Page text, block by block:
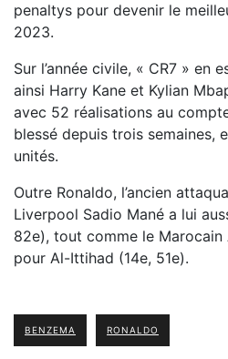
penaltys pour devenir le
2023.
Sur l’année civile, « CR7 » en
ainsi Harry Kane et Kylian
avec 52 réalisations au
blessé depuis trois semaines,
unités.
Outre Ronaldo, l’ancien
Liverpool Sadio Mané a lui
82e), tout comme le
pour Al-Ittihad (14e, 51e).
BENZEMA RONALDO